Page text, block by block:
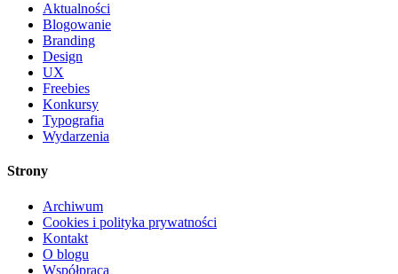
Aktualności
Blogowanie
Branding
Design
UX
Freebies
Konkursy
Typografia
Wydarzenia
Strony
Archiwum
Cookies i polityka prywatności
Kontakt
O blogu
Współpraca